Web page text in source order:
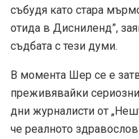
събудя като стара
отида в Дисниленд”,
съдбата с тези думи.
В момента Шер се е
преживявайки
дни журналисти от
че реалното